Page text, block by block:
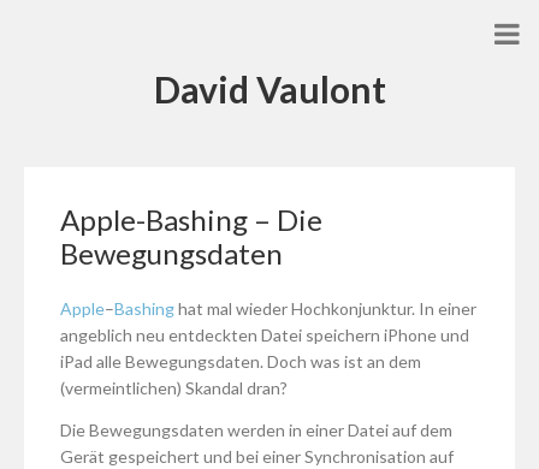
David Vaulont
Apple-Bashing – Die
Bewegungsdaten
Apple–Bashinghat mal wieder Hochkonjunktur. In einer
angeblich neu entdeckten Datei speichern iPhone und
iPad alle Bewegungsdaten. Doch was ist an dem
(vermeintlichen) Skandal dran?
Die Bewegungsdaten werden in einer Datei auf dem
Gerät gespeichert und bei einer Synchronisation auf